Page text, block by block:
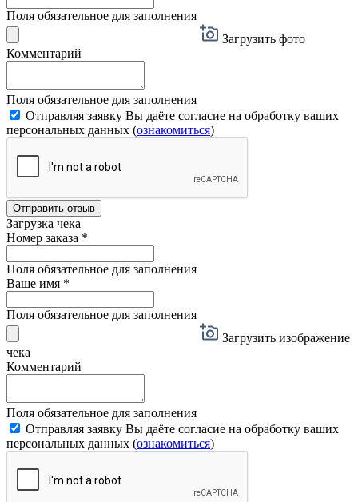
Поля обязательное для заполнения
Загрузить фото
Комментарий
Поля обязательное для заполнения
Отправляя заявку Вы даёте согласие на обработку ваших
персональных данных (ознакомиться)
Отправить отзыв
Загрузка чека
Номер заказа *
Поля обязательное для заполнения
Ваше имя *
Поля обязательное для заполнения
Загрузить изображение
чека
Комментарий
Поля обязательное для заполнения
Отправляя заявку Вы даёте согласие на обработку ваших
персональных данных (ознакомиться)